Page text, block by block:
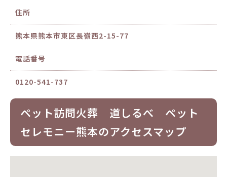
住所
熊本県熊本市東区長嶺西2-15-77
電話番号
0120-541-737
ペット訪問火葬 道しるべ ペット
セレモニー熊本のアクセスマップ